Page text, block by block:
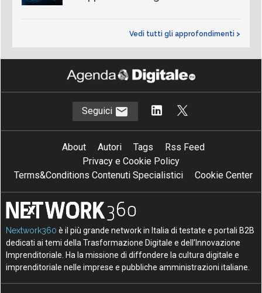
Vedi tutti gli approfondimenti >
Seguici
About Autori Tags
Rss Feed
Privacy e Cookie Policy
Terms&Conditions Contenuti Specialistici
Cookie Center
Nextwork360 è il più grande network in Italia di testate e portali B2B
dedicati ai temi della Trasformazione Digitale e dell’Innovazione
Imprenditoriale. Ha la missione di diffondere la cultura digitale e
imprenditoriale nelle imprese e pubbliche amministrazioni italiane.